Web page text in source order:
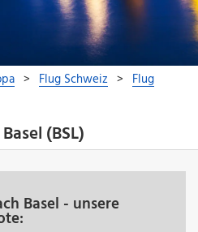
(BSL)
Basel - unsere